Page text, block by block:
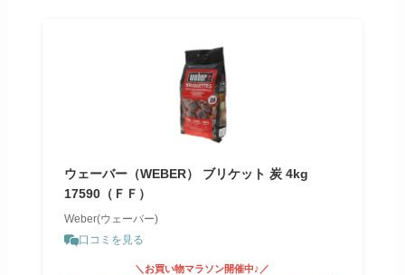
ウェーバー（WEBER） ブリケット 炭 4kg
17590（ＦＦ）
Weber(ウェーバー)
口コミを見る
＼お買い物マラソン開催中♪／